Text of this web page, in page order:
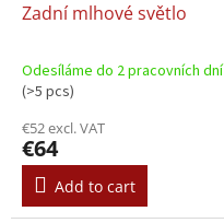
Zadní mlhové světlo
Odesíláme do 2 pracovních dní
(>5 pcs)
€52 excl. VAT
€64
Add to cart